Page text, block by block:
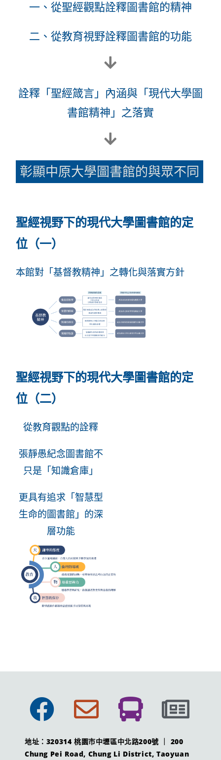
一、從聖經觀點詮釋圖書館的精神
二、從教育視野詮釋圖書館的功能
詮釋「聖經箴言」內涵與「現代大學圖
書館精神」之落實
彰顯中原大學圖書館的與眾不同
聖經視野下的現代大學圖書館的定
位（一）
本館對「基督教精神」之轉化與落實方針
聖經視野下的現代大學圖書館的定
位（二）
從教育觀點的詮釋
張靜愚紀念圖書館不
只是「知識倉庫」
更具有追求「智慧型
生命的圖書館」的深
層功能
地址：320314 桃園市中壢區中北路200號 ｜ 200
Chung Pei Road, Chung Li District, Taoyuan